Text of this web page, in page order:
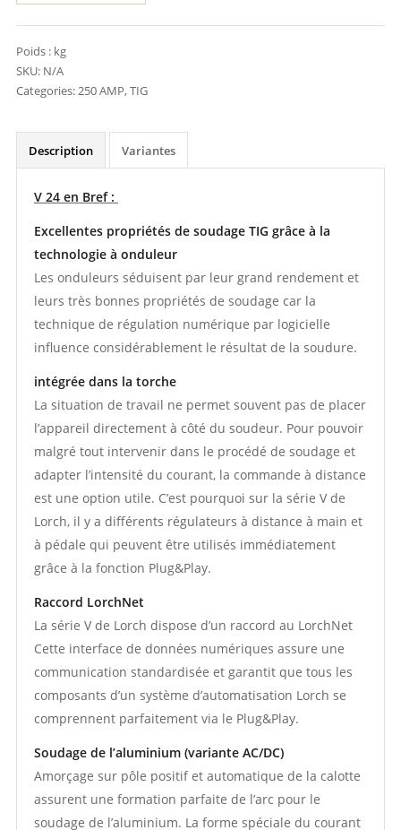
Poids : kg
SKU: N/A
Categories:250 AMP,TIG
Description Variantes
V 24 en Bref :
Excellentes propriétés de soudage TIG grâce à la
technologie à onduleur
Les onduleurs séduisent par leur grand rendement et
leurs très bonnes propriétés de soudage car la
technique de régulation numérique par logicielle
influence considérablement le résultat de la soudure.
intégrée dans la torche
La situation de travail ne permet souvent pas de placer
l’appareil directement à côté du soudeur. Pour pouvoir
malgré tout intervenir dans le procédé de soudage et
adapter l’intensité du courant, la commande à distance
est une option utile. C’est pourquoi sur la série V de
Lorch, il y a différents régulateurs à distance à main et
à pédale qui peuvent être utilisés immédiatement
grâce à la fonction Plug&Play.
Raccord LorchNet
La série V de Lorch dispose d’un raccord au LorchNet
Cette interface de données numériques assure une
communication standardisée et garantit que tous les
composants d’un système d’automatisation Lorch se
comprennent parfaitement via le Plug&Play.
Soudage de l’aluminium (variante AC/DC)
Amorçage sur pôle positif et automatique de la calotte
assurent une formation parfaite de l’arc pour le
soudage de l’aluminium. La forme spéciale du courant